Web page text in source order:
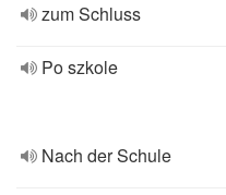
zum Schluss
Po szkole
Nach der Schule